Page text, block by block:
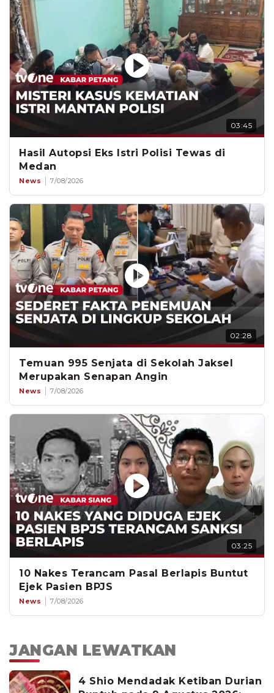
03:45
Hasil Autopsi Eks Istri Polisi Tewas di
Medan
News 7/08/2026
02:28
Temuan 995 Senjata di Sekolah Jaksel
Merupakan Senapan Angin
News 7/08/2026
03:25
10 Nakes Terancam Pasal Berlapis Buntut
Ejek Pasien BPJS
News 7/08/2026
JANGAN LEWATKAN
4 Shio Mendadak Ketiban Durian